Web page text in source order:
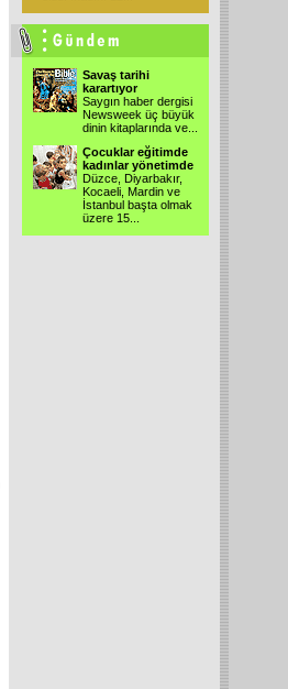
Savaş tarihi
karartıyor
Saygın haber dergisi
Newsweek üç büyük
dinin kitaplarında ve
Çocuklar eğitimde
kadınlar yönetimde
Düzce, Diyarbakır,
Kocaeli, Mardin ve
İstanbul başta olmak
üzere 15